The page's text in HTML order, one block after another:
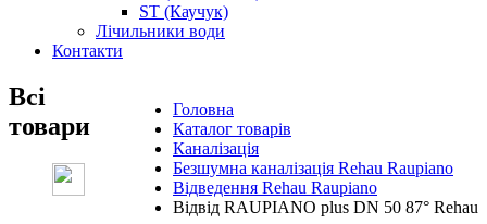
ST (Каучук)
Лічильники води
Контакти
Головна
Каталог товарів
Каналізація
Безшумна каналізація Rehau Raupiano
Відведення Rehau Raupiano
Відвід RAUPIANO plus DN 50 87° Rehau
Всі
товари